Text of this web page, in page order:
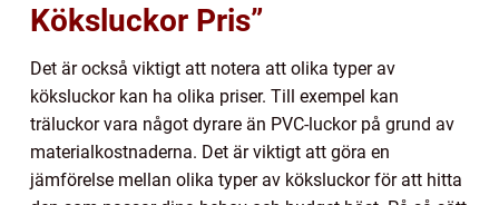
Köksluckor Pris”
Det är också viktigt att notera att olika typer av
köksluckor kan ha olika priser. Till exempel kan
träluckor vara något dyrare än PVC-luckor på grund av
materialkostnaderna. Det är viktigt att göra en
jämförelse mellan olika typer av köksluckor för att hitta